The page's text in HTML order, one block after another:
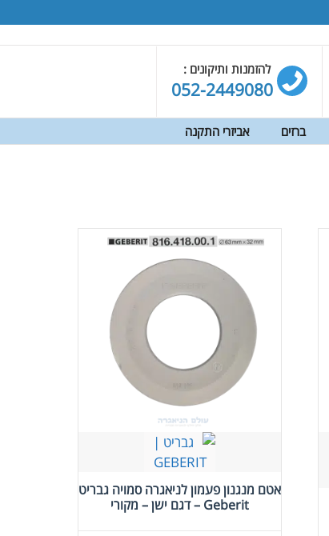
ברזים אביזרי התקנה
להזמנות ותיקונים :
052-2449080
אטם מנגנון פעמון לניאגרה סמויה גבריט
Geberit – דגם ישן – מקורי